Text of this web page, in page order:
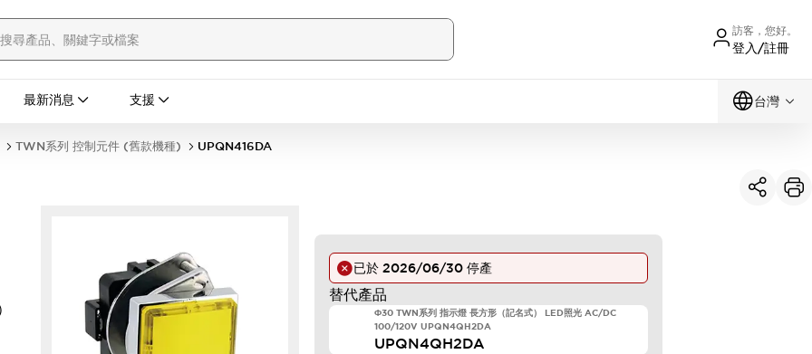
訪客，您好。
登入/註冊
最新消息 支援 台灣
TWN系列 控制元件 (舊款機種) UPQN416DA
已於 2026/06/30 停產
替代產品
Φ30 TWN系列 指示燈 長方形（記名式） LED照光 AC/DC
100/120V UPQN4QH2DA
UPQN4QH2DA